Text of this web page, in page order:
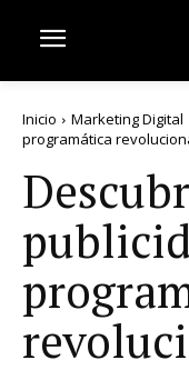
Inicio Marketing Digital
programática